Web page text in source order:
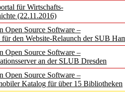
für Wirtschafts-
(22.11.2016)
Open Source Software –
den Website-Relaunch der SUB
Open Source Software –
an der SLUB Dresden
Open Source Software –
Katalog für über 15 Bibliotheken
in der
unterwegs
Social Media